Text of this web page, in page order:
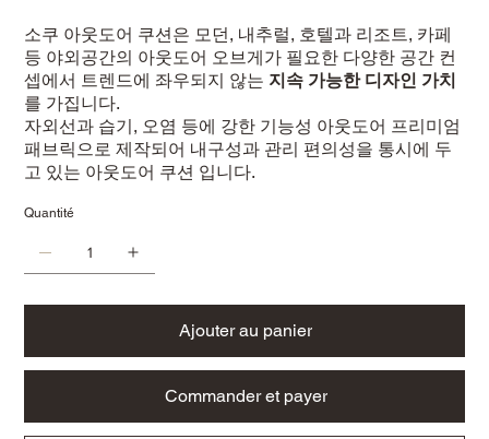
소쿠 아웃도어 쿠션은 모던, 내추럴, 호텔과 리조트, 카페
등 야외공간의 아웃도어 오브게가 필요한 다양한 공간 컨
셉에서 트렌드에 좌우되지 않는 지속 가능한 디자인 가치
를 가집니다.
자외선과 습기, 오염 등에 강한 기능성 아웃도어 프리미엄
패브릭으로 제작되어 내구성과 관리 편의성을 통시에 두
고 있는 아웃도어 쿠션 입니다.
Quantité
Ajouter au panier
Commander et payer